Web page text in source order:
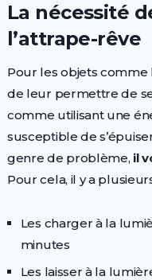
La nécessité
l’attrape-rêve
Pour les objets
de leur permettre de
comme utilisant une
susceptible de
genre de problème, il
Pour cela, il y a
Les charger à la
minutes
Les laisser à la